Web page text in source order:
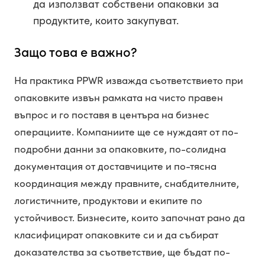
да използват собствени опаковки за
продуктите, които закупуват.
Защо това е важно?
На практика PPWR изважда съответствието при
опаковките извън рамката на чисто правен
въпрос и го поставя в центъра на бизнес
операциите. Компаниите ще се нуждаят от по-
подробни данни за опаковките, по-солидна
документация от доставчиците и по-тясна
координация между правните, снабдителните,
логистичните, продуктови и екипите по
устойчивост. Бизнесите, които започнат рано да
класифицират опаковките си и да събират
доказателства за съответствие, ще бъдат по-